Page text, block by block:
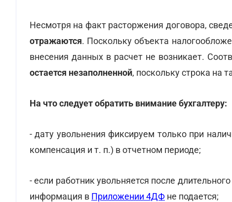
Несмотря на факт расторжения договора,
отражаются. Поскольку объекта
внесения данных в расчет не возникает.
остается незаполненной, поскольку строка на
На что следует обратить внимание бухгалтеру:
- дату увольнения фиксируем только при
компенсация и т. п.) в отчетном периоде;
- если работник увольняется после
информация в Приложении 4ДФ не подается;